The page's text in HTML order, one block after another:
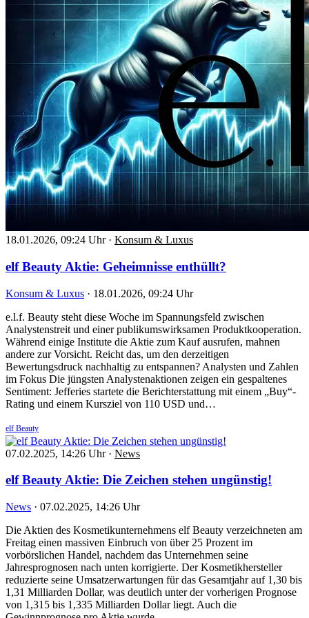
18.01.2026, 09:24 Uhr · Konsum & Luxus
elf Beauty Aktie: Geheimnisse enthüllt?
Konsum & Luxus · 18.01.2026, 09:24 Uhr
e.l.f. Beauty steht diese Woche im Spannungsfeld zwischen
Analystenstreit und einer publikumswirksamen Produktkooperation.
Während einige Institute die Aktie zum Kauf ausrufen, mahnen
andere zur Vorsicht. Reicht das, um den derzeitigen
Bewertungsdruck nachhaltig zu entspannen? Analysten und Zahlen
im Fokus Die jüngsten Analystenaktionen zeigen ein gespaltenes
Sentiment: Jefferies startete die Berichterstattung mit einem „Buy“-
Rating und einem Kursziel von 110 USD und…
elf Beauty
07.02.2025, 14:26 Uhr · News
elf Beauty Aktie: Die Zeichen stehen ungünstig!
News · 07.02.2025, 14:26 Uhr
Die Aktien des Kosmetikunternehmens elf Beauty verzeichneten am
Freitag einen massiven Einbruch von über 25 Prozent im
vorbörslichen Handel, nachdem das Unternehmen seine
Jahresprognosen nach unten korrigierte. Der Kosmetikhersteller
reduzierte seine Umsatzerwartungen für das Gesamtjahr auf 1,30 bis
1,31 Milliarden Dollar, was deutlich unter der vorherigen Prognose
von 1,315 bis 1,335 Milliarden Dollar liegt. Auch die